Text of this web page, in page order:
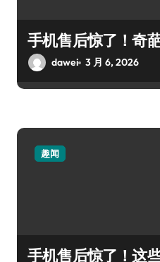
手机售后惊了！奇
dawei 3 月 6, 2026
趣闻
手机售后惊了！这